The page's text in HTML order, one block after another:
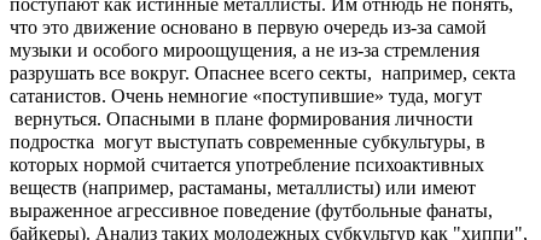
поступают как истинные металлисты. Им отнюдь не понять,
что это движение основано в первую очередь из-за самой
музыки и особого мироощущения, а не из-за стремления
разрушать все вокруг. Опаснее всего секты, например, секта
сатанистов. Очень немногие «поступившие» туда, могут
вернуться. Опасными в плане формирования личности
подростка могут выступать современные субкультуры, в
которых нормой считается употребление психоактивных
веществ (например, растаманы, металлисты) или имеют
выраженное агрессивное поведение (футбольные фанаты,
байкеры). Анализ таких молодежных субкультур как "хиппи",